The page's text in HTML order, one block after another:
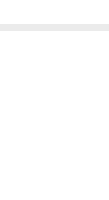
سفارش در